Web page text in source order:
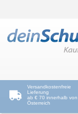
Versandkostenfreie
Lieferung
ab € 70 innerhalb von
Österreich